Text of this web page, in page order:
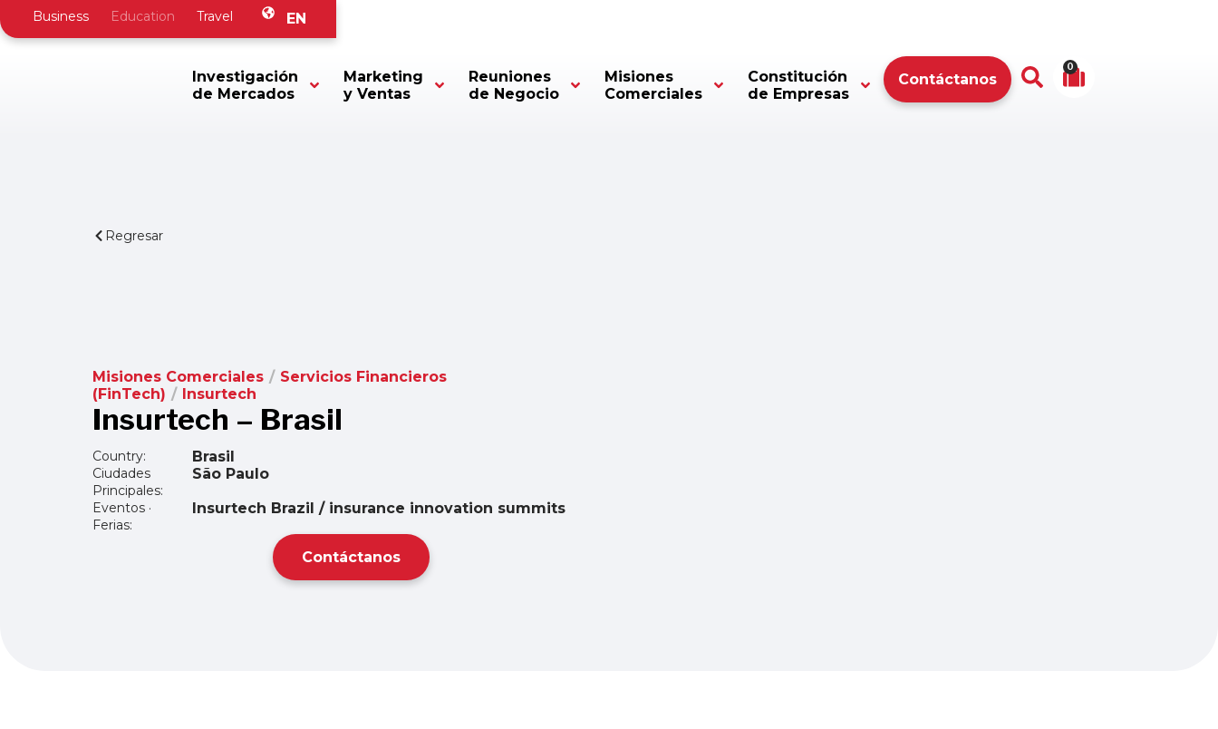
Business Education Travel EN
Investigación
de Mercados
Marketing
y Ventas
Reuniones
de Negocio
Misiones
Comerciales
Constitución
de Empresas
Contáctanos
0
Regresar
Misiones Comerciales / Servicios Financieros
(FinTech) / Insurtech
Insurtech – Brasil
Country: Brasil
Ciudades
Principales:
São Paulo
Eventos ·
Ferias:
Insurtech Brazil / insurance innovation summits
Contáctanos